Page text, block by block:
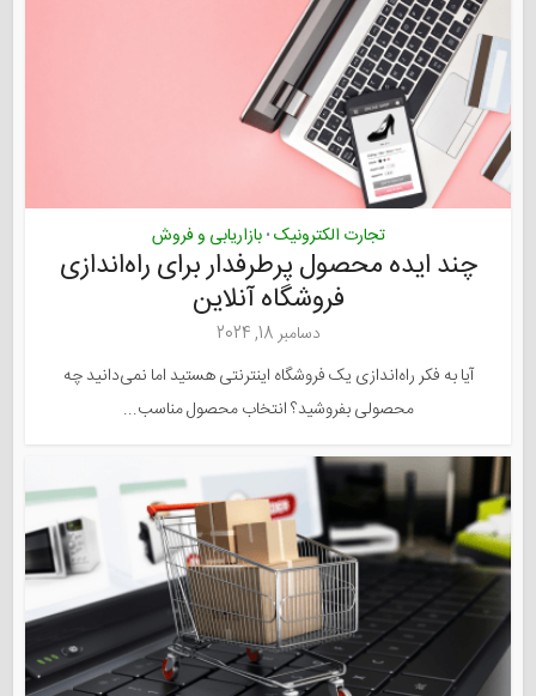
بازاریابی و فروش • تجارت الکترونیک
چند ایده محصول پرطرفدار برای راه‌اندازی
فروشگاه آنلاین
دسامبر 18, 2024
آیا به فکر راه‌اندازی یک فروشگاه اینترنتی هستید اما نمی‌دانید چه
محصولی بفروشید؟ انتخاب محصول مناسب...